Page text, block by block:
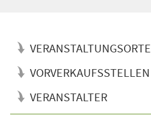
VERANSTALTUNGSORTE
VORVERKAUFSSTELLEN
VERANSTALTER